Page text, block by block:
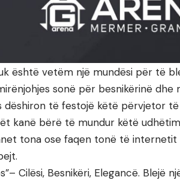
është vetëm një mundësi për të
sonë për besnikërinë
dëshiron të festojë këtë përvjetor
kanë bërë të mundur këtë
tona ose faqen tonë të
Cilësi, Besnikëri, Elegancë.